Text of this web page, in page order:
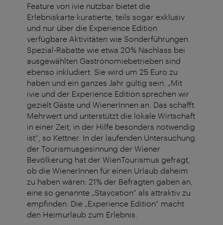
Feature von ivie nutzbar bietet die
Erlebniskarte kuratierte, teils sogar exklusiv
und nur über die Experience Edition
verfügbare Aktivitäten wie Sonderführungen.
Spezial-Rabatte wie etwa 20% Nachlass bei
ausgewählten Gastronomiebetrieben sind
ebenso inkludiert. Sie wird um 25 Euro zu
haben und ein ganzes Jahr gültig sein. „Mit
ivie und der Experience Edition sprechen wir
gezielt Gäste und WienerInnen an. Das schafft
Mehrwert und unterstützt die lokale Wirtschaft
in einer Zeit, in der Hilfe besonders notwendig
ist“, so Kettner. In der laufenden Untersuchung
der Tourismusgesinnung der Wiener
Bevölkerung hat der WienTourismus gefragt,
ob die WienerInnen für einen Urlaub daheim
zu haben wären: 21% der Befragten gaben an,
eine so genannte „Staycation“ als attraktiv zu
empfinden. Die „Experience Edition“ macht
den Heimurlaub zum Erlebnis.